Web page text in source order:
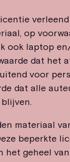
op
ook laptop
dat het
voor
dat alle
materiaal
beperkte
geheel